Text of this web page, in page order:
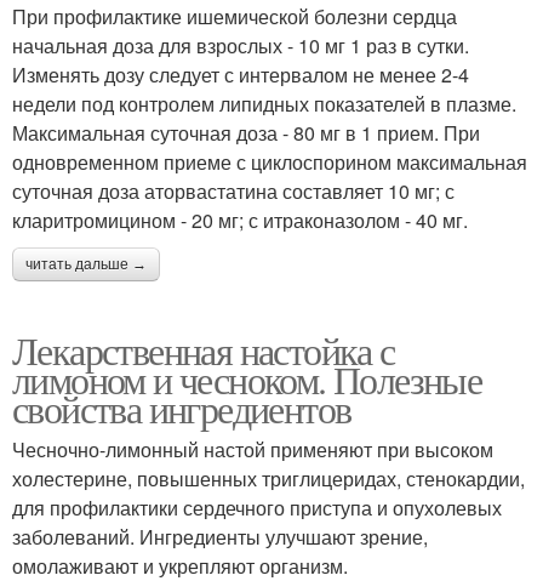
При профилактике ишемической болезни сердца
начальная доза для взрослых - 10 мг 1 раз в сутки.
Изменять дозу следует с интервалом не менее 2-4
недели под контролем липидных показателей в плазме.
Максимальная суточная доза - 80 мг в 1 прием. При
одновременном приеме с циклоспорином максимальная
суточная доза аторвастатина составляет 10 мг; с
кларитромицином - 20 мг; с итраконазолом - 40 мг.
читать дальше →
Лекарственная настойка с
лимоном и чесноком. Полезные
свойства ингредиентов
Чесночно-лимонный настой применяют при высоком
холестерине, повышенных триглицеридах, стенокардии,
для профилактики сердечного приступа и опухолевых
заболеваний. Ингредиенты улучшают зрение,
омолаживают и укрепляют организм.